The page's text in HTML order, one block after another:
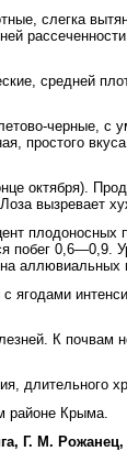
слегка
средней
черные, с
простого
октября).
вызревает
плодоносных
побег 0,6—0,9.
аллювиальных
К почвам
длительного
районе Крыма.
Г. М.